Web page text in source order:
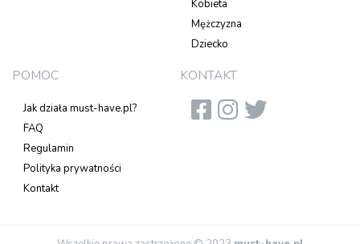
Kobieta
Mężczyzna
Dziecko
POMOC
Jak działa must-have.pl?
FAQ
Regulamin
Polityka prywatności
Kontakt
KONTAKT